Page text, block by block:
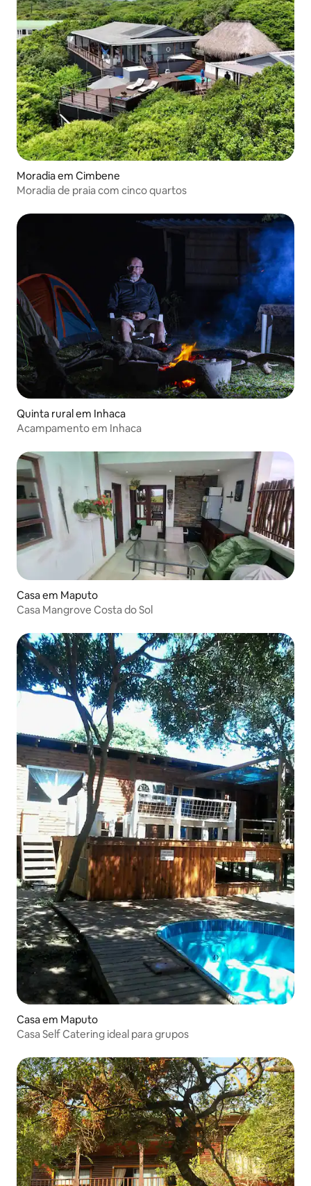
Moradia em Cimbene
Moradia de praia com cinco quartos
Quinta rural em Inhaca
Acampamento em Inhaca
Casa em Maputo
Casa Mangrove Costa do Sol
Casa em Maputo
Casa Self Catering ideal para grupos